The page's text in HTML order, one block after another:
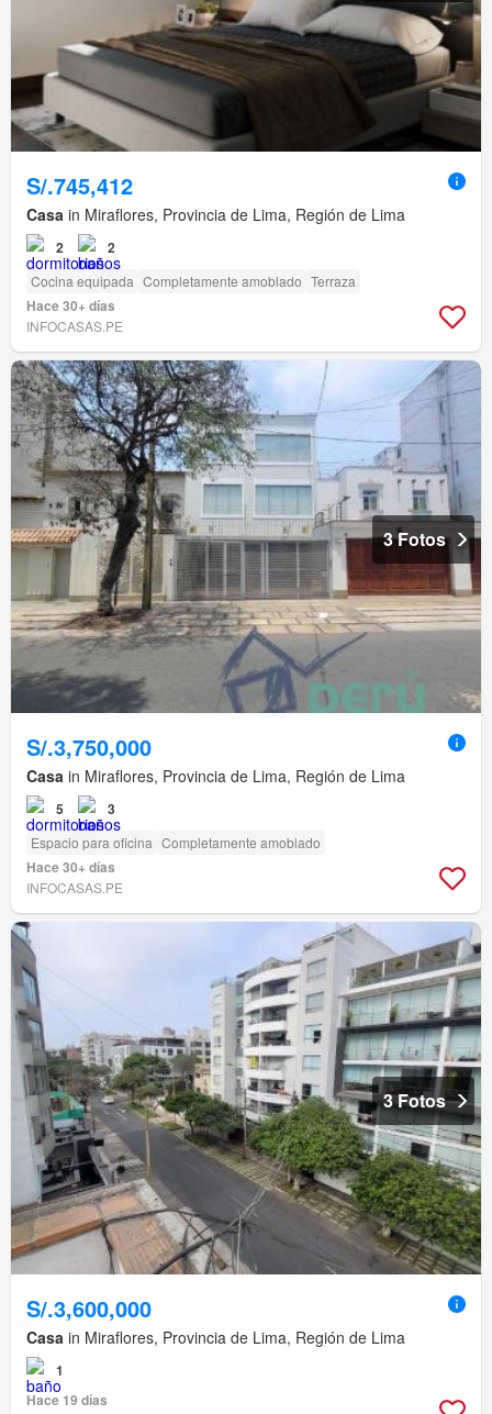
S/.745,412
Casa in Miraflores, Provincia de Lima, Región de Lima
2 2
Cocina equipada Completamente amoblado Terraza
Hace 30+ días
INFOCASAS.PE
3 Fotos
S/.3,750,000
Casa in Miraflores, Provincia de Lima, Región de Lima
5 3
Espacio para oficina Completamente amoblado
Hace 30+ días
INFOCASAS.PE
3 Fotos
S/.3,600,000
Casa in Miraflores, Provincia de Lima, Región de Lima
1
Hace 19 días